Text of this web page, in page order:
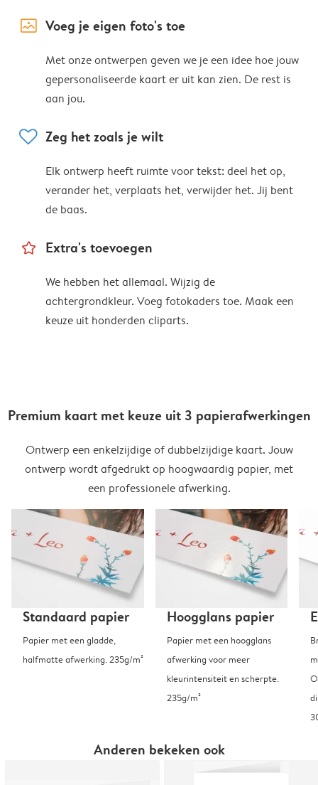
image_placeholder Voeg je eigen foto's toe
Met onze ontwerpen geven we je een idee hoe jouw
gepersonaliseerde kaart er uit kan zien. De rest is
aan jou.
heart Zeg het zoals je wilt
Elk ontwerp heeft ruimte voor tekst: deel het op,
verander het, verplaats het, verwijder het. Jij bent
de baas.
star_outline Extra's toevoegen
We hebben het allemaal. Wijzig de
achtergrondkleur. Voeg fotokaders toe. Maak een
keuze uit honderden cliparts.
Premium kaart met keuze uit 3 papierafwerkingen
Ontwerp een enkelzijdige of dubbelzijdige kaart. Jouw
ontwerp wordt afgedrukt op hoogwaardig papier, met
een professionele afwerking.
Standaard papier
Papier met een gladde,
halfmatte afwerking. 235g/m²
Hoogglans papier
Papier met een hoogglans
afwerking voor meer
kleurintensiteit en scherpte.
235g/m²
Anderen bekeken ook